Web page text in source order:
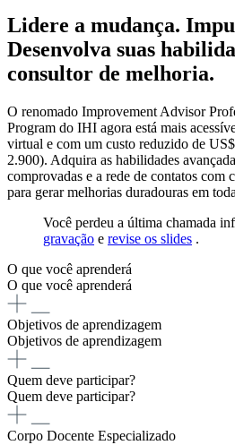
Lidere a mudança.
Desenvolva suas
consultor de melhoria.
O renomado Improvement Advisor
Program do IHI agora está mais
virtual e com um custo reduzido de
2.900). Adquira as habilidades
comprovadas e a rede de contatos com
para gerar melhorias duradouras em
Você perdeu a última chamada
gravação e revise os slides .
O que você aprenderá
O que você aprenderá
Objetivos de aprendizagem
Objetivos de aprendizagem
Quem deve participar?
Quem deve participar?
Corpo Docente Especializado